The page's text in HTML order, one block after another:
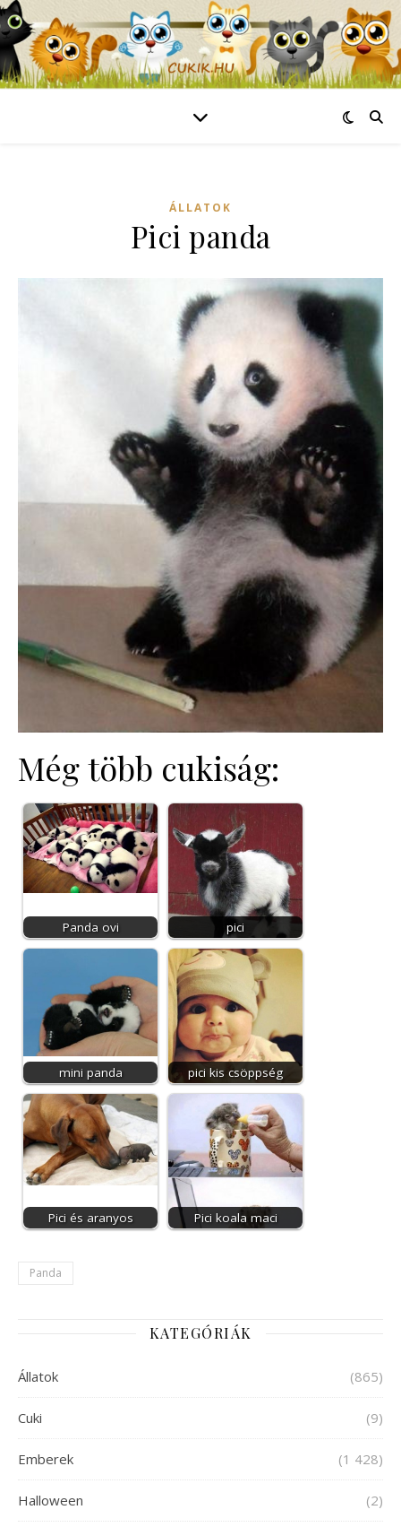
ÁLLATOK
Pici panda
Még több cukiság:
Panda ovi pici
mini panda pici kis csöppség
Pici és aranyos Pici koala maci
Panda
KATEGÓRIÁK
Állatok (865)
Cuki (9)
Emberek (1 428)
Halloween (2)